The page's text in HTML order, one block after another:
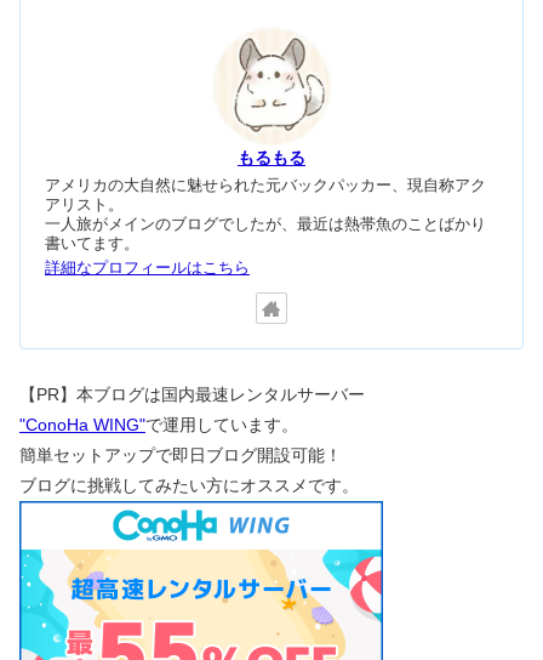
もるもる
アメリカの大自然に魅せられた元バックパッカー、現自称アク
アリスト。
一人旅がメインのブログでしたが、最近は熱帯魚のことばかり
書いてます。
詳細なプロフィールはこちら
【PR】本ブログは国内最速レンタルサーバー
"ConoHa WING"で運用しています。
簡単セットアップで即日ブログ開設可能！
ブログに挑戦してみたい方にオススメです。